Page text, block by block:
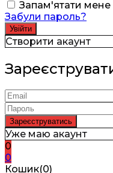
Запам'ятати мене
Забули пароль?
Створити акаунт
Уже маю акаунт
0
0
Кошик(0)